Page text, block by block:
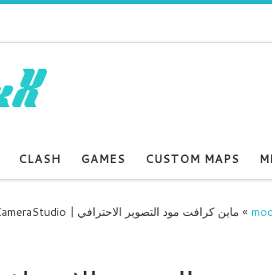
CUSTOM MAPS
GAMES
CLASH
» ماين كرافت مود التصوير الاحترافي | Minecraft CameraStudio